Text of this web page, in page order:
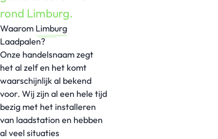
rond Limburg.
Waarom Limburg
Laadpalen?
Onze handelsnaam zegt
het al zelf en het komt
waarschijnlijk al bekend
voor. Wij zijn al een hele tijd
bezig met het installeren
van laadstation en hebben
al veel situaties